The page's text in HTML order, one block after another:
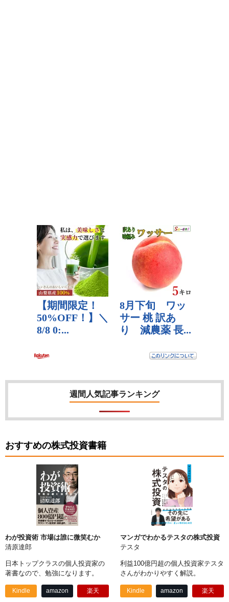
週間人気記事ランキング
おすすめの株式投資書籍
わが投資術 市場は誰に微笑むか
清原達郎
日本トップクラスの個人投資家の
著書なので、勉強になります。
Kindle amazon 楽天
マンガでわかるテスタの株式投資
テスタ
利益100億円超の個人投資家テスタ
さんがわかりやすく解説。
Kindle amazon 楽天